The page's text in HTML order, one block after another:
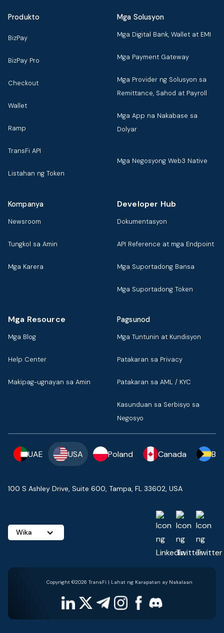
Produkto
BizPay
BizPay Pro
Checkout
Wallet
Ramp
TransFi API
Listahan ng Token
Mga Solusyon
Mga Digital Bank, Wallet at EMI
Mga Payment Gateway
Mga Provider ng Solusyon sa
Remittance, Sahod at Payroll
Mga App na Nakabase sa
Dolyar
Mga Negosyong Web3 Native
Kompanya
Newsroom
Tungkol sa Amin
Mga Karera
Developer Hub
Dokumentasyon
API Reference at mga Endpoint
Mga Suportadong Bansa
Mga Suportadong Token
Mga Resource
Mga Blog
Help Center
Makipag-ugnayan sa Amin
Pagsunod
Mga Tuntunin at Kundisyon
Patakaran sa Privacy
Patakaran sa AML / KYC
Kasunduan sa Serbisyo sa
Negosyo
UAE USA Poland Canada
100 S Ashley Drive, Suite 600, Tampa, FL 33602, USA
Wika
Copyright ©2026 TransFi | Lahat ng Karapatan ay Nakalaan